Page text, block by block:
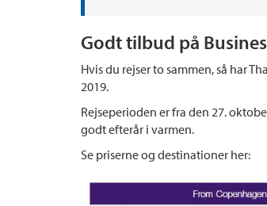
Godt tilbud på
Hvis du rejser to sammen, så har
2019.
Rejseperioden er fra den 27.
godt efterår i varmen.
Se priserne og destinationer her: